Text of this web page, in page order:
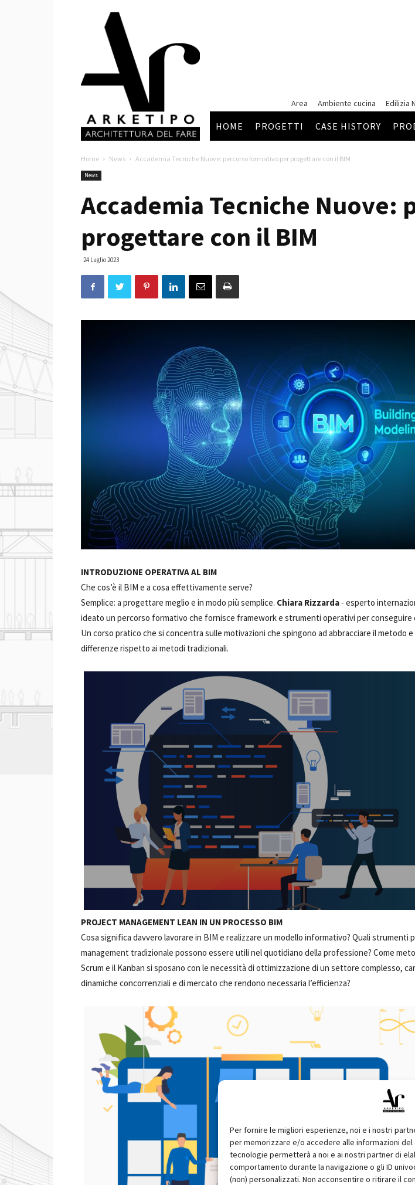
Per fornire le migliori esperienze, noi e i nostri
per memorizzare e/o accedere alle informazioni
tecnologie permetterà a noi e ai nostri partner di
comportamento durante la navigazione o gli ID
(non) personalizzati. Non acconsentire o ritirare il
Arketipo
Area
Ambiente cucina Edilizia
HOME PROGETTI CASE HISTORY
Home News Accademia Tecniche Nuove: percorso formativo per progettare con il BIM
News
Accademia Tecniche
progettare con il BIM
24 Luglio 2023
INTRODUZIONE OPERATIVA AL BIM
Che cos’è il BIM e a cosa effettivamente serve?
Semplice: a progettare meglio e in modo più semplice. Chiara Rizzarda - esperto
ideato un percorso formativo che fornisce framework e strumenti operativi per
Un corso pratico che si concentra sulle motivazioni che spingono ad abbracciare il metodo
differenze rispetto ai metodi tradizionali.
PROJECT MANAGEMENT LEAN IN UN PROCESSO BIM
Cosa significa davvero lavorare in BIM e realizzare un modello informativo? Quali strumenti
management tradizionale possono essere utili nel quotidiano della professione? Come
Scrum e il Kanban si sposano con le necessità di ottimizzazione di un settore complesso,
dinamiche concorrenziali e di mercato che rendono necessaria l’efficienza?